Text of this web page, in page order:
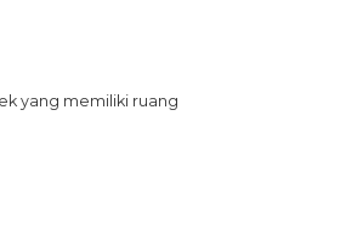
yang memiliki ruang